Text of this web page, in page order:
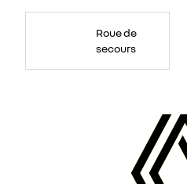
Roue de
secours